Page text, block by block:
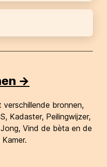
->
bronnen,
Kadaster, Peilingwijzer,
Vind de bèta en de